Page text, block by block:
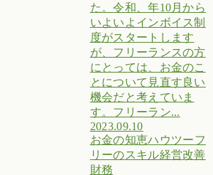
た。令和、年10月から
いよいよインボイス制
度がスタートします
が、フリーランスの方
にとっては、お金のこ
とについて見直す良い
機会だと考えていま
す。フリーラン...
2023.09.10
お金の知恵ハウツーフ
リーのスキル経営改善
財務